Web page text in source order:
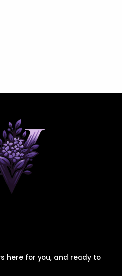
here for you, and ready to